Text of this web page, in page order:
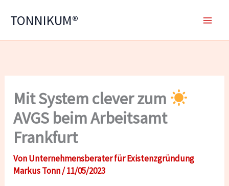
InhaltTONNIKUM®
Mit System clever zum
AVGS beim Arbeitsamt
Frankfurt
VonUnternehmensberater für Existenzgründung
Markus Tonn/11/05/2023